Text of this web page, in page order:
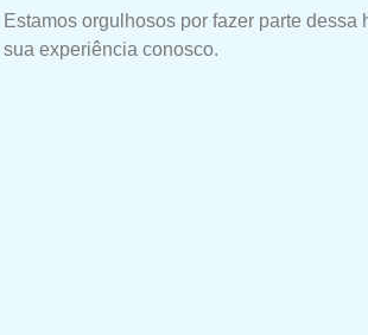
Estamos orgulhosos por fazer parte
sua experiência conosco.